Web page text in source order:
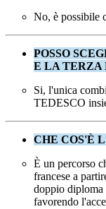
No, è possibile
POSSO
E LA TERZA
Si, l'unica
TEDESCO
CHE COS'È
È un percorso
francese a
doppio diploma
favorendo